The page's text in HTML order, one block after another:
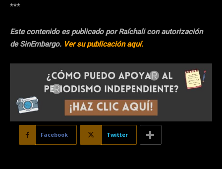
***
Este contenido es publicado por Raíchali con autorización
de SinEmbargo. Ver su publicación aquí.
Facebook Twitter